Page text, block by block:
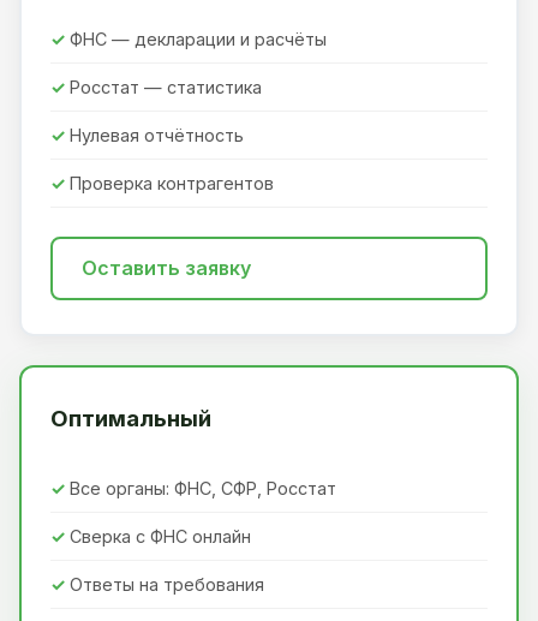
ФНС — декларации и расчёты
Росстат — статистика
Нулевая отчётность
Проверка контрагентов
Оставить заявку
Оптимальный
Все органы: ФНС, СФР, Росстат
Сверка с ФНС онлайн
Ответы на требования